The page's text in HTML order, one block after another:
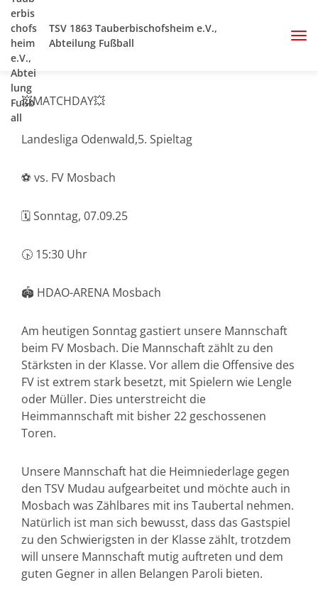
TSV 1863 Tauberbischofsheim e.V.,
Abteilung Fußball
💥MATCHDAY💥
Landesliga Odenwald,5. Spieltag
⚽️ vs. FV Mosbach
🗓️ Sonntag, 07.09.25
🕟 15:30 Uhr
🏟️ HDAO-ARENA Mosbach
Am heutigen Sonntag gastiert unsere Mannschaft
beim FV Mosbach. Die Mannschaft zählt zu den
Stärksten in der Klasse. Vor allem die Offensive des
FV ist extrem stark besetzt, mit Spielern wie Lengle
oder Müller. Dies unterstreicht die
Heimmannschaft mit bisher 22 geschossenen
Toren.
Unsere Mannschaft hat die Heimniederlage gegen
den TSV Mudau aufgearbeitet und möchte auch in
Mosbach was Zählbares mit ins Taubertal nehmen.
Natürlich ist man sich bewusst, dass das Gastspiel
zu den Schwierigsten in der Klasse zählt, trotzdem
will unsere Mannschaft mutig auftreten und dem
guten Gegner in allen Belangen Paroli bieten.